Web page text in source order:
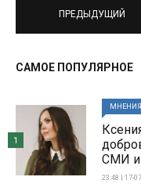
ПРЕДЫДУЩИЙ
САМОЕ ПОПУЛЯРНОЕ
МНЕНИЯ
СМИ и
23:48 | 17-
1